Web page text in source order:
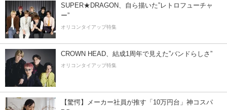
SUPER★DRAGON、自ら描いた”レトロフューチャ
ー”
オリコンタイアップ特集
CROWN HEAD、結成1周年で見えた”バンドらしさ”
オリコンタイアップ特集
【驚愕】メーカー社員が推す「10万円台」神コスパ